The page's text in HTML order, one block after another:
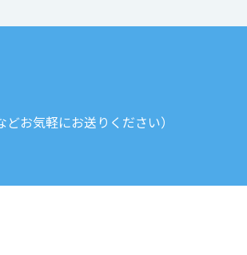
お気軽にお送りください）